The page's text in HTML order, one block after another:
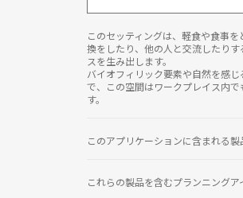
リ
ケ
ー
シ
ョ
ン
ウ
ー
このセッティングは、軽食や食事
換をしたり、他の人と交流したり
スを生み出します。
バイオフィリック要素や自然を感
で、この空間はワークプレイス内で
す。
このアプリケーションに含まれる製
これらの製品を含むプランニングア